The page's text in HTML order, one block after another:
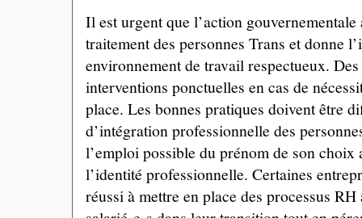
Il est urgent que l’action gouvernementale
traitement des personnes Trans et donne
environnement de travail respectueux.
interventions ponctuelles en cas de
place. Les bonnes pratiques doivent être
d’intégration professionnelle des
l’emploi possible du prénom de son choix
l’identité professionnelle. Certaines
réussi à mettre en place des processus